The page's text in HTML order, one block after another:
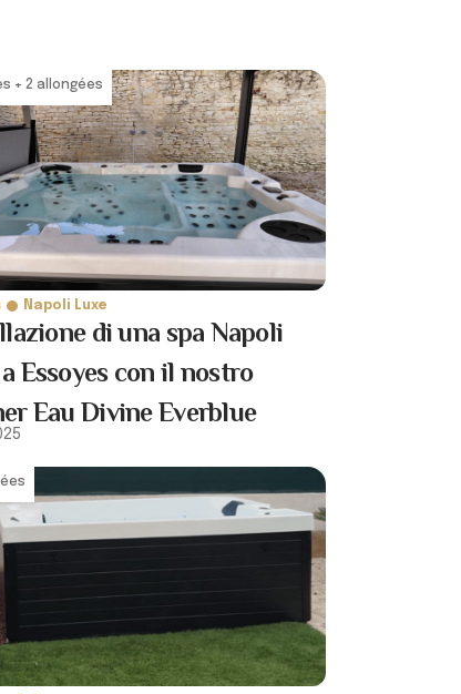
+ 2 allongées
Napoli Luxe
di una spa Napoli
Essoyes con il nostro
Eau Divine Everblue